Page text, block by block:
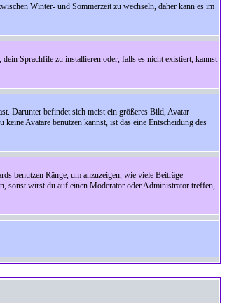
Winter- und Sommerzeit zu wechseln, daher kann es im
Sprachfile zu installieren oder, falls es nicht existiert, kannst
Darunter befindet sich meist ein größeres Bild, Avatar
Avatare benutzen kannst, ist das eine Entscheidung des
benutzen Ränge, um anzuzeigen, wie viele Beiträge
sonst wirst du auf einen Moderator oder Administrator treffen,